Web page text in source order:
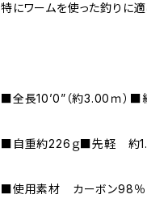
特にワームを使った釣りに適
■全長10’0”（約3.00ｍ）
■自重約226ｇ■先軽 約
■使用素材 カーボン98